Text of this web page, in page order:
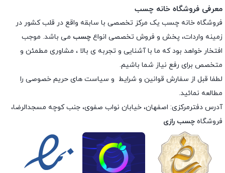
معرفی فروشگاه خانه چسب
فروشگاه خانه چسب یک مرکز تخصصی با سابقه واقع در قلب کشور در
زمینه واردات، پخش و فروش تخصصی انواع چسب می باشد. موجب
افتخار خواهد بود که ما با آشنایی و تجربه ی بالا ، مشاوری مطمئن و
متخصص برای رفع نیاز شما باشیم.
لطفا قبل از سفارش قوانین و شرایط و سیاست های حریم خصوصی را
مطالعه نمائید.
آدرس دفترمرکزی: اصفهان، خیابان نواب صفوی، جنب کوچه مسجدالرضا،
فروشگاه چسب رازی